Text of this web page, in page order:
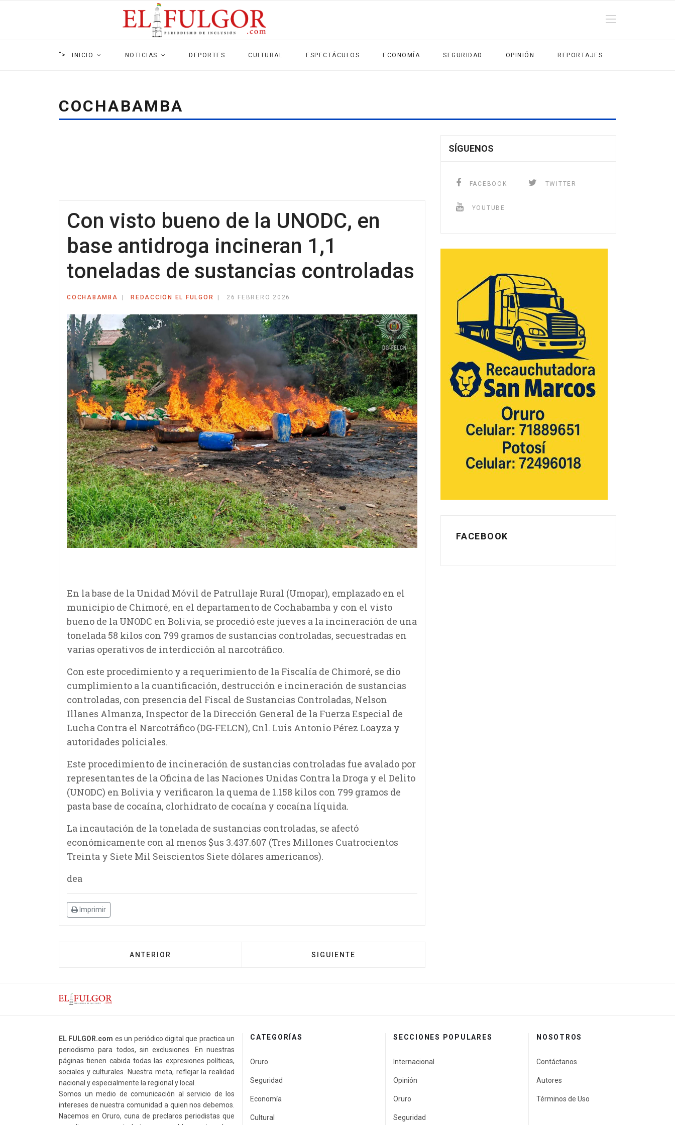
"> INICIO NOTICIAS DEPORTES CULTURAL ESPECTÁCULOS ECONOMÍA SEGURIDAD OPINIÓN REPORTAJES
COCHABAMBA
Con visto bueno de la UNODC, en
base antidroga incineran 1,1
toneladas de sustancias controladas
COCHABAMBA REDACCIÓN EL FULGOR 26 FEBRERO 2026
En la base de la Unidad Móvil de Patrullaje Rural (Umopar), emplazado en el
municipio de Chimoré, en el departamento de Cochabamba y con el visto
bueno de la UNODC en Bolivia, se procedió este jueves a la incineración de una
tonelada 58 kilos con 799 gramos de sustancias controladas, secuestradas en
varias operativos de interdicción al narcotráfico.
Con este procedimiento y a requerimiento de la Fiscalía de Chimoré, se dio
cumplimiento a la cuantificación, destrucción e incineración de sustancias
controladas, con presencia del Fiscal de Sustancias Controladas, Nelson
Illanes Almanza, Inspector de la Dirección General de la Fuerza Especial de
Lucha Contra el Narcotráfico (DG-FELCN), Cnl. Luis Antonio Pérez Loayza y
autoridades policiales.
Este procedimiento de incineración de sustancias controladas fue avalado por
representantes de la Oficina de las Naciones Unidas Contra la Droga y el Delito
(UNODC) en Bolivia y verificaron la quema de 1.158 kilos con 799 gramos de
pasta base de cocaína, clorhidrato de cocaína y cocaína líquida.
La incautación de la tonelada de sustancias controladas, se afectó
económicamente con al menos $us 3.437.607 (Tres Millones Cuatrocientos
Treinta y Siete Mil Seiscientos Siete dólares americanos).
dea
Imprimir
ANTERIOR SIGUIENTE
SÍGUENOS
FACEBOOK TWITTER
YOUTUBE
FACEBOOK
EL FULGOR.com es un periódico digital que practica un
periodismo para todos, sin exclusiones. En nuestras
páginas tienen cabida todas las expresiones políticas,
sociales y culturales. Nuestra meta, reflejar la realidad
nacional y especialmente la regional y local.
Somos un medio de comunicación al servicio de los
intereses de nuestra comunidad a quien nos debemos.
Nacemos en Oruro, cuna de preclaros periodistas que
CATEGORÍAS
Oruro
Seguridad
Economía
Cultural
SECCIONES POPULARES
Internacional
Opinión
Oruro
Seguridad
NOSOTROS
Contáctanos
Autores
Términos de Uso